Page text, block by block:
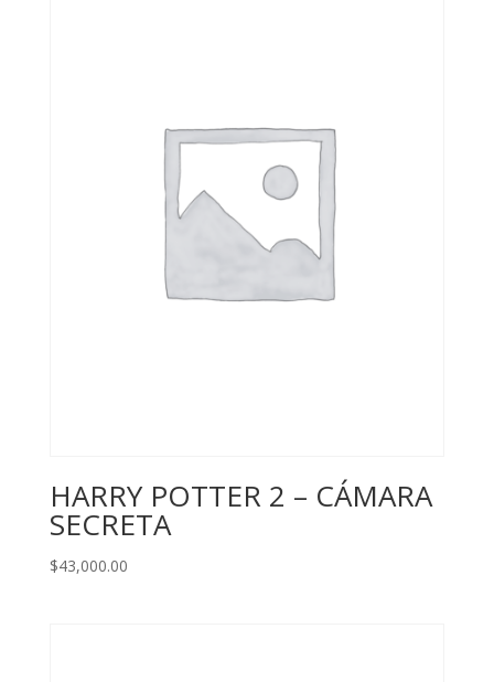
HARRY POTTER 2 – CÁMARA
SECRETA
$43,000.00